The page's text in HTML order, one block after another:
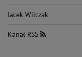
Jacek Wilczak
Kanał RSS